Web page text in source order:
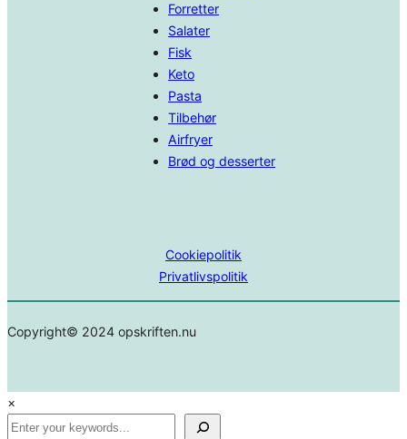
Forretter
Salater
Fisk
Keto
Pasta
Tilbehør
Airfryer
Brød og desserter
Cookiepolitik
Privatlivspolitik
Copyright© 2024 opskriften.nu
×
Search